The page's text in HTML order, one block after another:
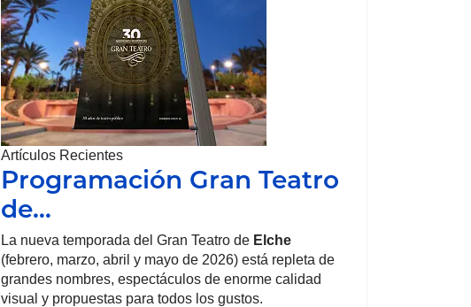
Artículos Recientes
Programación Gran Teatro
de…
La nueva temporada del Gran Teatro de Elche
(febrero, marzo, abril y mayo de 2026) está repleta de
grandes nombres, espectáculos de enorme calidad
visual y propuestas para todos los gustos.